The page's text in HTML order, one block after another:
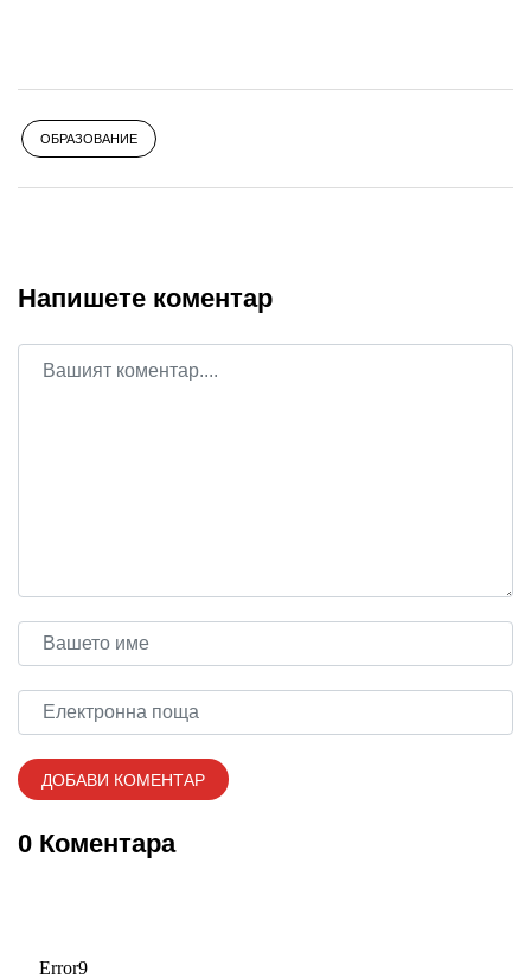
OБРАЗОВАНИЕ
Напишете коментар
0 Коментара